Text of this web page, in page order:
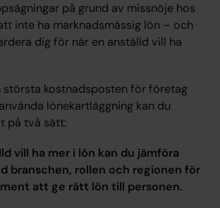
på grund av missnöje hos
inte ha marknadsmässig lön – och
dig för när en anställd vill ha
största kostnadsposten för företag
lönekartläggning kan du
på två sätt:
vill ha mer i lön kan du jämföra
branschen, rollen och regionen för
att ge rätt lön till personen.